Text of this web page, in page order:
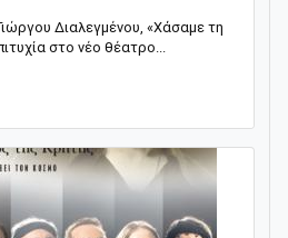
Διαλεγμένου, «Χάσαμε τη
στο νέο θέατρο...